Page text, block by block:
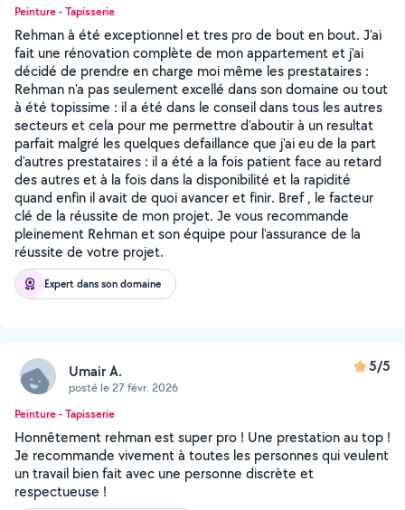
Peinture - Tapisserie
Rehman à été exceptionnel et tres pro de bout en bout. J'ai
fait une rénovation complète de mon appartement et j'ai
décidé de prendre en charge moi même les prestataires :
Rehman n'a pas seulement excellé dans son domaine ou tout
à été topissime : il a été dans le conseil dans tous les autres
secteurs et cela pour me permettre d'aboutir à un resultat
parfait malgré les quelques defaillance que j'ai eu de la part
d'autres prestataires : il a été a la fois patient face au retard
des autres et à la fois dans la disponibilité et la rapidité
quand enfin il avait de quoi avancer et finir. Bref , le facteur
clé de la réussite de mon projet. Je vous recommande
pleinement Rehman et son équipe pour l'assurance de la
réussite de votre projet.
Expert dans son domaine
Umair A.
posté le 27 févr. 2026
5/5
Peinture - Tapisserie
Honnêtement rehman est super pro ! Une prestation au top !
Je recommande vivement à toutes les personnes qui veulent
un travail bien fait avec une personne discrète et
respectueuse !